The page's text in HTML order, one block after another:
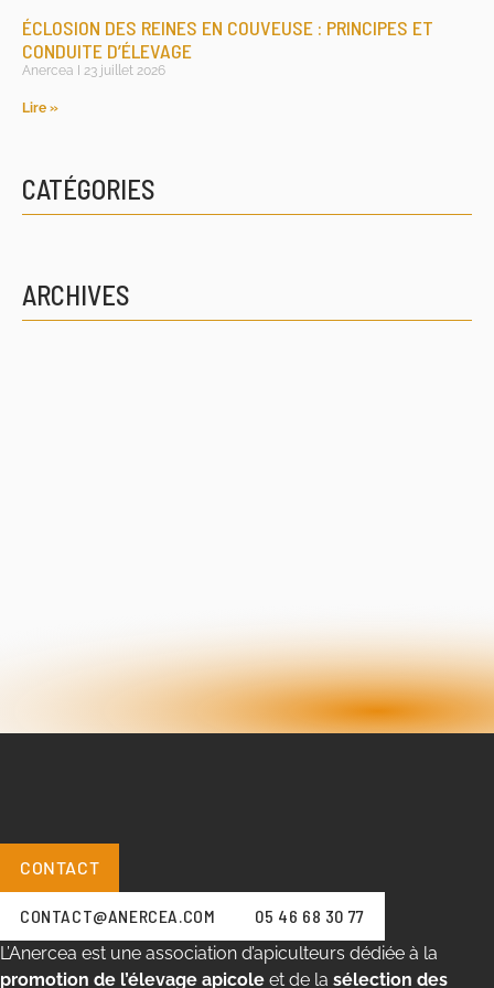
ÉCLOSION DES REINES EN COUVEUSE : PRINCIPES ET
CONDUITE D’ÉLEVAGE
Anercea 23 juillet 2026
Lire »
CATÉGORIES
ARCHIVES
CONTACT
CONTACT@ANERCEA.COM
05 46 68 30 77
L’Anercea est une association d’apiculteurs dédiée à la
promotion de l’élevage apicole et de la sélection des